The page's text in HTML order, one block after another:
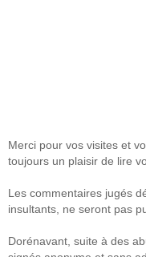
Merci pour vos visites et
toujours un plaisir de lire
Les commentaires jugés
insultants, ne seront pas
Dorénavant, suite à des